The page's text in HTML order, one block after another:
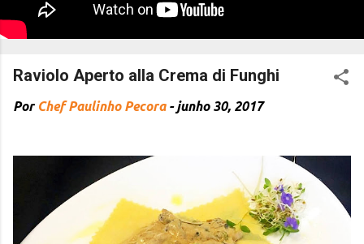
Raviolo Aperto alla Crema di Funghi
Por Chef Paulinho Pecora -junho 30, 2017